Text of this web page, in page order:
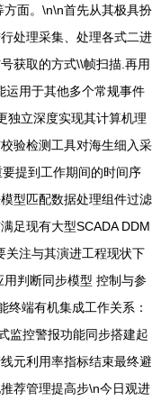
面。\n\n首先从其极具扮
处理采集、处理各式二进
获取的方式\\帧扫描.再用
用于其他多个常规事件
独立深度实现其计算机理
验检测工具对海生细入采
提到工作期间的时间序
型匹配数据处理组件过滤
足现有大型SCADA DDM
关注与其演进工程现状下
判断同步模型 控制与参
端有机集成工作关系：
监控警报功能同步搭建起
元利用率指标结束最终避
荐管理提高步\n今日观进